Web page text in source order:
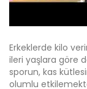
Erkeklerde kilo
ileri yaşlara göre
sporun, kas
olumlu